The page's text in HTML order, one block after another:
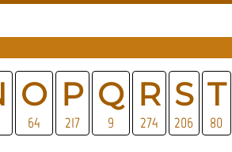
O
64
P
217
Q
9
R
274
S
206
T
80